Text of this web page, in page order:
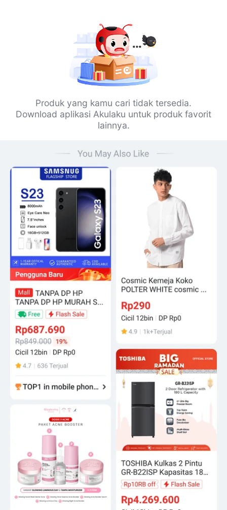
Produk yang kamu cari tidak tersedia.
Download aplikasi Akulaku untuk produk favorit
lainnya.